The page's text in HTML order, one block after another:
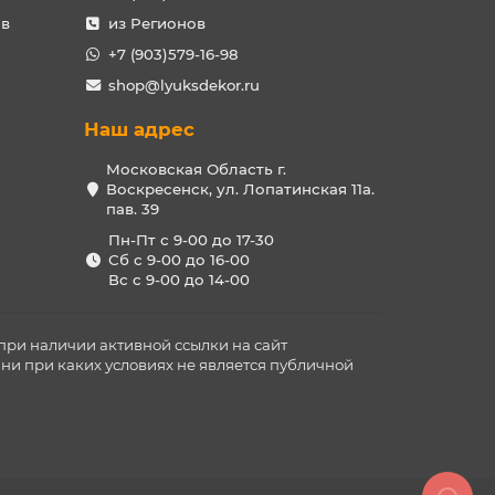
из Регионов
+7 (903)579-16-98
shop@lyuksdekor.ru
Наш адрес
Московская Область г.
Воскресенск, ул. Лопатинская 11а.
пав. 39
Пн-Пт с 9-00 до 17-30
Сб с 9-00 до 16-00
Вс с 9-00 до 14-00
наличии активной ссылки на сайт
при каких условиях не является публичной